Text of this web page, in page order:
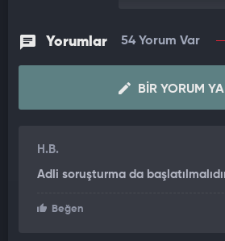
Görüntülerin kamuoyuna yansımasının
tarafından adli ve idari soruşturma
Yetkililer, olayın tüm yönleriyle
tespiti için çalışmaların sürdüğünü
GÖREVLİ HAKKINDA İŞLEM YAPILDI
Edinilen bilgiye göre, görüntülerde yer
uygulandı. Olayın ardından yürütülen
Yorumlar 54 Yorum Var
BIR YORUM
H.B.
Adli soruşturma da
Beğen